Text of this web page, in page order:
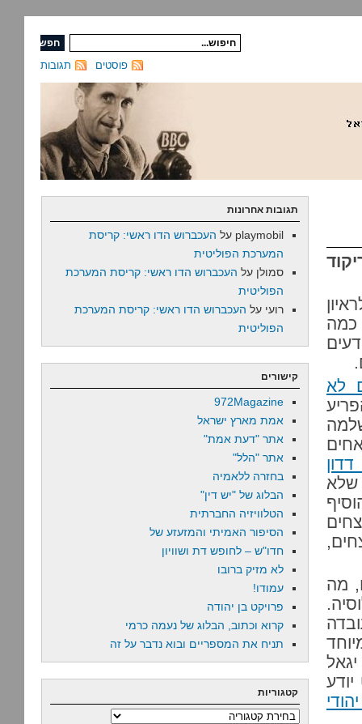
תגובות פוסטים
כמה
לא
שלא
מה
תגובות אחרונות
playmobil על העכברוש הדו ראשי: קריסת
המערכת הפוליטית
סמולן על העכברוש הדו ראשי: קריסת המערכת
הפוליטית
רועי על העכברוש הדו ראשי: קריסת המערכת
הפוליטית
קישורים
972Magazine
אמת מארץ ישראל
אתר "דעת אמת"
אתר "הלל"
בחזרה ללאמיה
הבלוג של "יש דין"
הטלוויזיה החברתית
הסיפור האמיתי והמזעזע של
חדו"ש – לחופש דת ושוויון
לא מזיק ברובו
עמודו!
פרויקט בן יהודה
קרוא וכתוב, הבלוג של נעמה כרמי
תניח את המספריים ובוא נדבר על זה
קטגוריות
קטגוריות